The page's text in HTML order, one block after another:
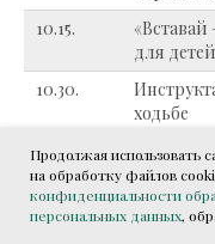
Продолжая использовать
на обработку файлов
конфиденциальности
персональных данных,
10.15.
«Вставай
для
10.30.
ходьбе
11.00.
Детская
12.00.
Оригами